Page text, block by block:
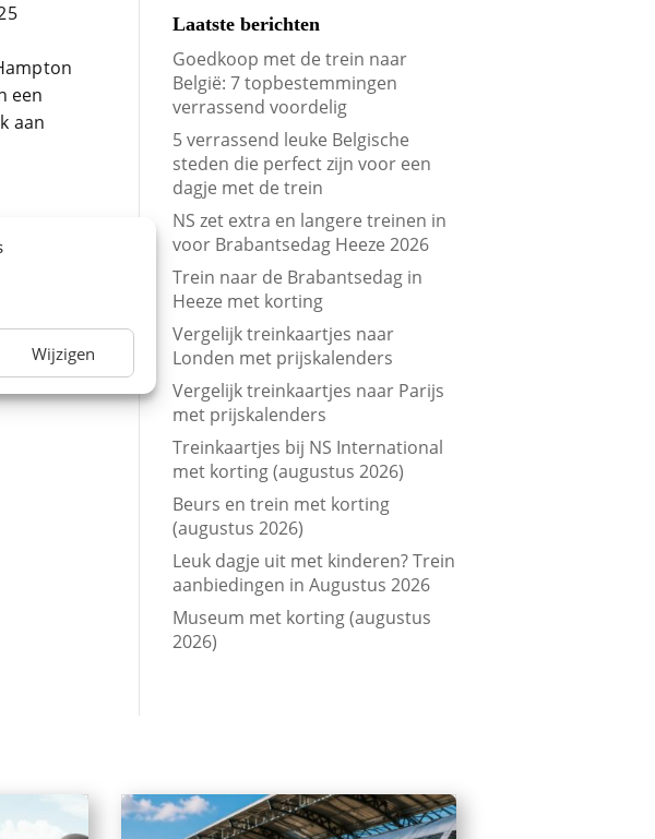
Wijzigen
een
aan
Laatste berichten
Goedkoop met de trein naar
België: 7 topbestemmingen
verrassend voordelig
5 verrassend leuke Belgische
steden die perfect zijn voor een
dagje met de trein
NS zet extra en langere treinen in
voor Brabantsedag Heeze 2026
Trein naar de Brabantsedag in
Heeze met korting
Vergelijk treinkaartjes naar
Londen met prijskalenders
Vergelijk treinkaartjes naar Parijs
met prijskalenders
Treinkaartjes bij NS International
met korting (augustus 2026)
Beurs en trein met korting
(augustus 2026)
Leuk dagje uit met kinderen? Trein
aanbiedingen in Augustus 2026
Museum met korting (augustus
2026)